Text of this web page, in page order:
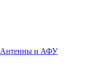
Антенны и АФУ